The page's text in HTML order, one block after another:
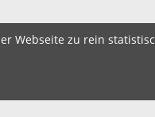
Webseite zu rein